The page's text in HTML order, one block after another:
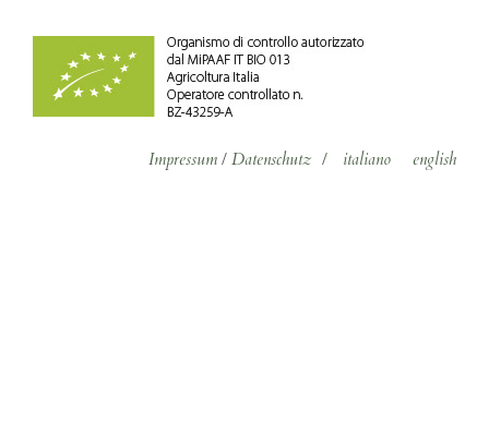
Impressum / Datenschutz / italiano english